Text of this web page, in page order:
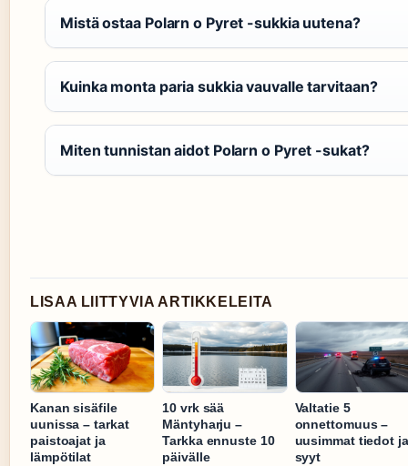
Mistä ostaa Polarn o Pyret -sukkia uutena?
Kuinka monta paria sukkia vauvalle tarvitaan?
Miten tunnistan aidot Polarn o Pyret -sukat?
LISAA LIITTYVIA ARTIKKELEITA
Kanan sisäfile
uunissa – tarkat
paistoajat ja
lämpötilat
10 vrk sää
Mäntyharju –
Tarkka ennuste 10
päivälle
Valtatie 5
onnettomuus –
uusimmat tiedot ja
syyt